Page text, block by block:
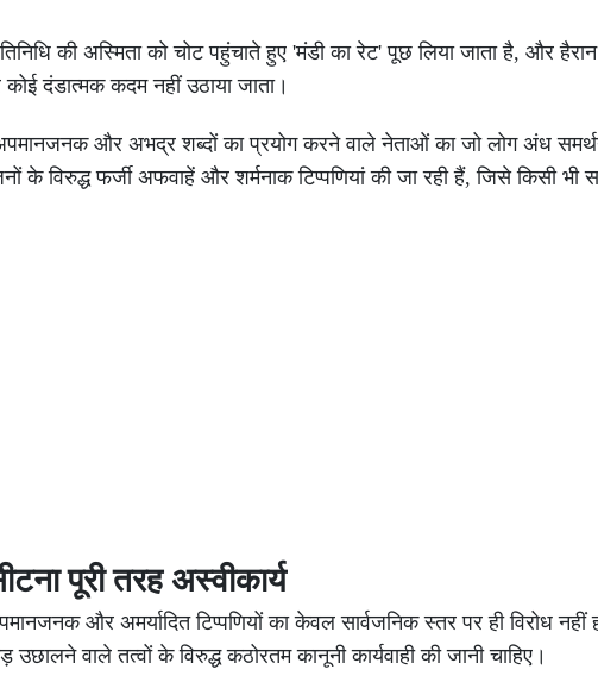
की अस्मिता को चोट पहुंचाते हुए 'मंडी का रेट' पूछ लिया जाता है, और
दंडात्मक कदम नहीं उठाया जाता।
और अभद्र शब्दों का प्रयोग करने वाले नेताओं का जो लोग अंध
के विरुद्ध फर्जी अफवाहें और शर्मनाक टिप्पणियां की जा रही हैं, जिसे किसी भी
पूरी तरह अस्वीकार्य
और अमर्यादित टिप्पणियों का केवल सार्वजनिक स्तर पर ही विरोध नहीं
वाले तत्वों के विरुद्ध कठोरतम कानूनी कार्यवाही की जानी चाहिए।